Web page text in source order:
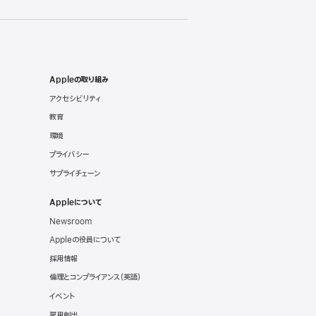
Appleの取り組み
アクセシビリティ
教育
環境
プライバシー
サプライチェーン
Appleについて
Newsroom
Appleの役員について
採用情報
倫理とコンプライアンス（英語）
イベント